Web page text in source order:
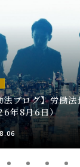
法ブログ】労働法
年8月6日）